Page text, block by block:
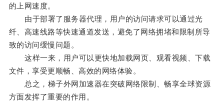
的上网速度。
由于部署了服务器代理，用户的访问请求可以通过光
纤、高速线路等快速通道发送，避免了网络拥堵和限制所导
致的访问缓慢问题。
这样一来，用户可以更快地加载网页、观看视频、下载
文件，享受更顺畅、高效的网络体验。
总之，梯子外网加速器在突破网络限制、畅享全球资源
方面发挥了重要的作用。